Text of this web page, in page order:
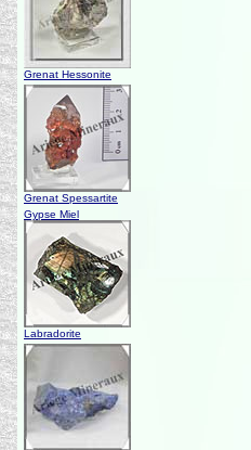
Grenat Hessonite
Grenat Spessartite
Gypse Miel
Labradorite